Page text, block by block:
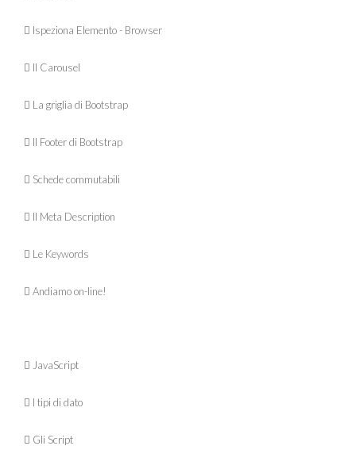
 Ispeziona Elemento - Browser
 Il Carousel
 La griglia di Bootstrap
 Il Footer di Bootstrap
 Schede commutabili
 Il Meta Description
 Le Keywords
 Andiamo on-line!
 JavaScript
 I tipi di dato
 Gli Script